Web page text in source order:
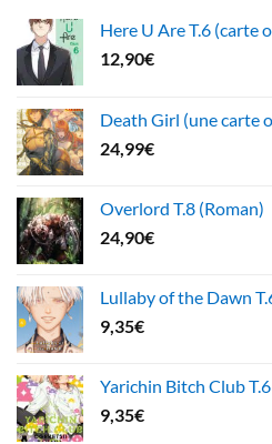
Here U Are T.6 (carte
12,90€
Death Girl (une carte
24,99€
Overlord T.8 (Roman)
24,90€
Lullaby of the Dawn
9,35€
Yarichin Bitch Club T.6
9,35€